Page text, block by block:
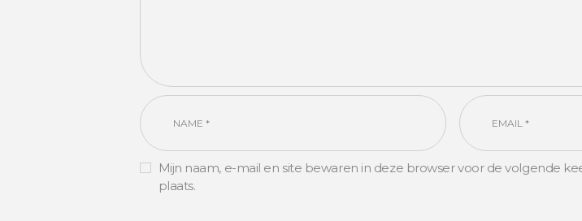
Mijn naam, e-mail en site bewaren in deze browser voor de volgende
plaats.